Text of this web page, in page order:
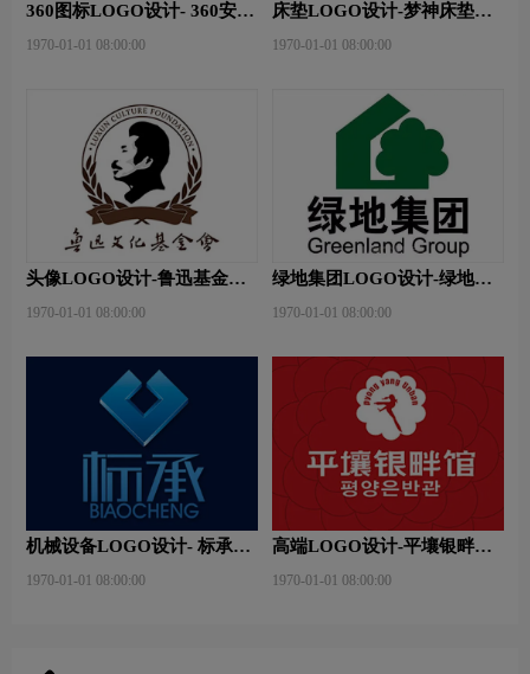
360图标LOGO设计- 360安全
1970-01-01 08:00:00
床垫LOGO设计-梦神床垫品
1970-01-01 08:00:00
头像LOGO设计-鲁迅基金会
1970-01-01 08:00:00
绿地集团LOGO设计-绿地集
1970-01-01 08:00:00
机械设备LOGO设计- 标承机
1970-01-01 08:00:00
高端LOGO设计-平壤银畔馆
1970-01-01 08:00:00